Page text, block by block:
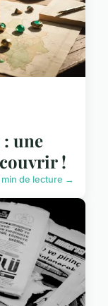
une
!
min de lecture →